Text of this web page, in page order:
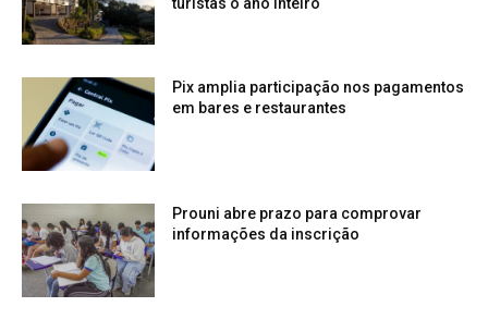
Pix amplia participação nos pagamentos
em bares e restaurantes
Prouni abre prazo para comprovar
informações da inscrição